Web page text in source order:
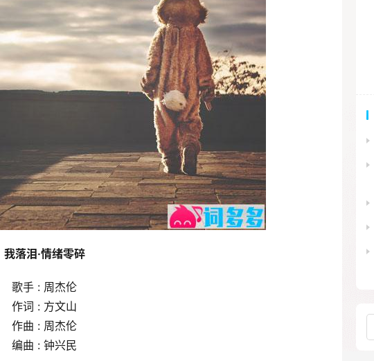
我落泪·情绪零碎
歌手 : 周杰伦
作词 : 方文山
作曲 : 周杰伦
编曲 : 钟兴民